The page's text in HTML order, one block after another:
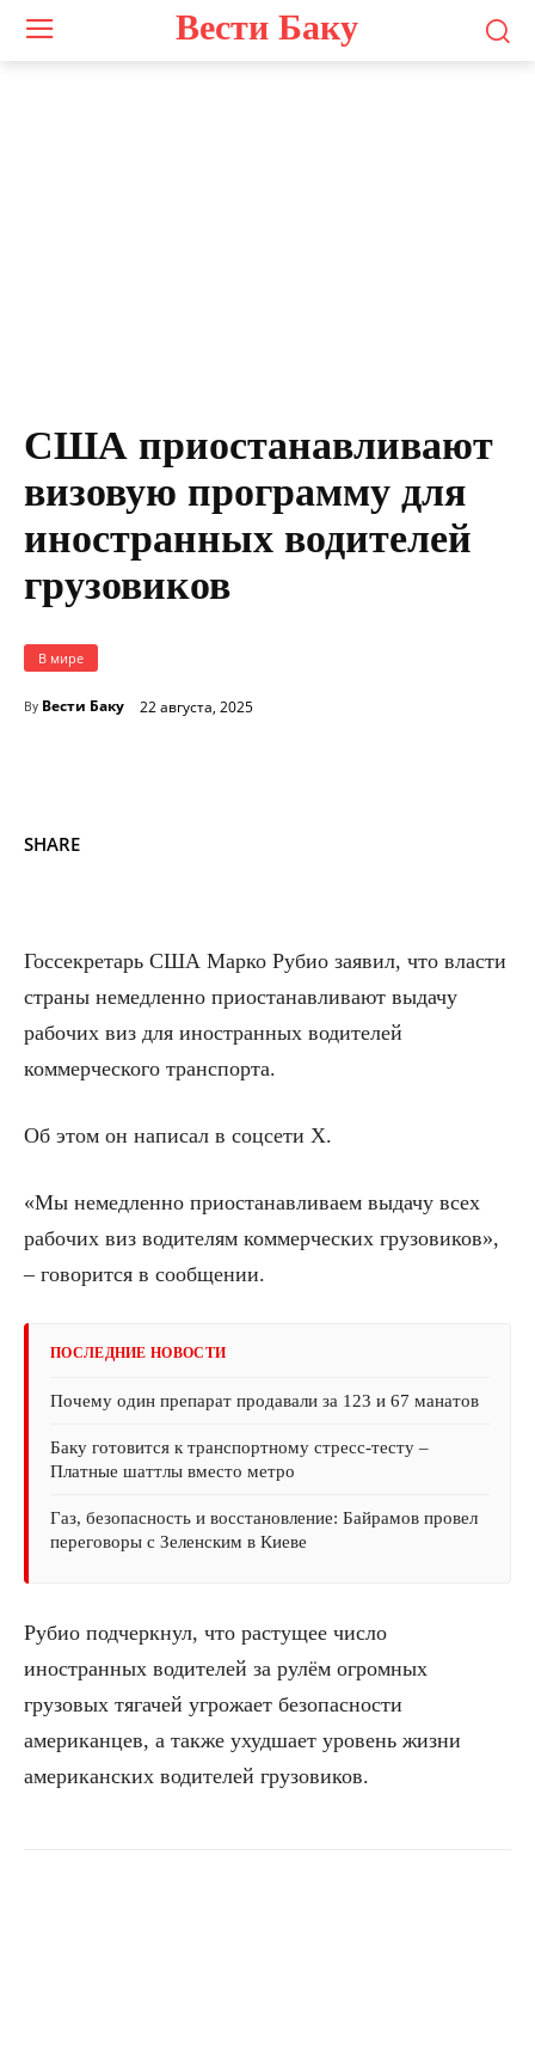
Вести Баку
США приостанавливают
визовую программу для
иностранных водителей
грузовиков
В мире
By Вести Баку 22 августа, 2025
SHARE
Госсекретарь США Марко Рубио заявил, что власти
страны немедленно приостанавливают выдачу
рабочих виз для иностранных водителей
коммерческого транспорта.
Об этом он написал в соцсети Х.
«Мы немедленно приостанавливаем выдачу всех
рабочих виз водителям коммерческих грузовиков»,
– говорится в сообщении.
ПОСЛЕДНИЕ НОВОСТИ
Почему один препарат продавали за 123 и 67 манатов
Баку готовится к транспортному стресс-тесту –
Платные шаттлы вместо метро
Газ, безопасность и восстановление: Байрамов провел
переговоры с Зеленским в Киеве
Рубио подчеркнул, что растущее число
иностранных водителей за рулём огромных
грузовых тягачей угрожает безопасности
американцев, а также ухудшает уровень жизни
американских водителей грузовиков.